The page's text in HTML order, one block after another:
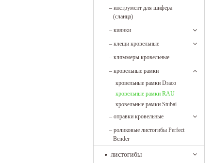
– инструмент для шифера
(сланца)
– киянки
– клещи кровельные
– кляммеры кровельные
– кровельные рамки
кровельные рамки Draco
кровельные рамки RAU
кровельные рамки Stubai
– оправки кровельные
– роликовые листогибы Perfect
Bender
листогибы